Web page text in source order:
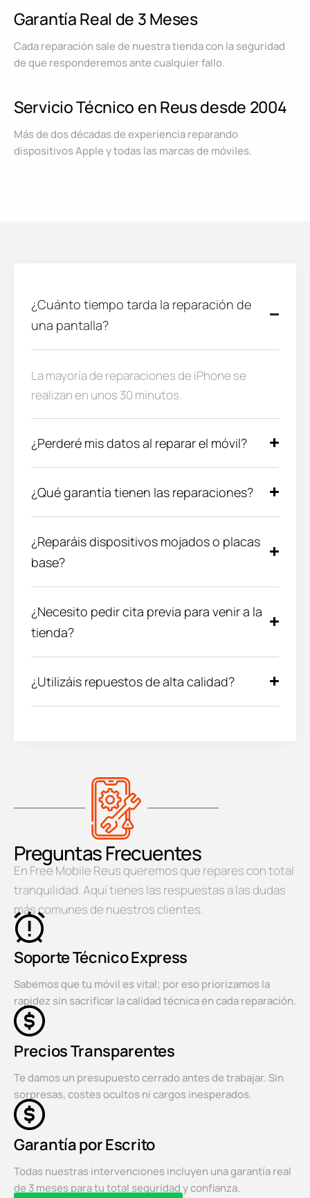
Garantía Real de 3 Meses
Cada reparación sale de nuestra tienda con la seguridad
de que responderemos ante cualquier fallo.
Servicio Técnico en Reus desde 2004
Más de dos décadas de experiencia reparando
dispositivos Apple y todas las marcas de móviles.
¿Cuánto tiempo tarda la reparación de
una pantalla?
La mayoría de reparaciones de iPhone se
realizan en unos 30 minutos.
¿Perderé mis datos al reparar el móvil?
¿Qué garantía tienen las reparaciones?
¿Reparáis dispositivos mojados o placas
base?
¿Necesito pedir cita previa para venir a la
tienda?
¿Utilizáis repuestos de alta calidad?
Preguntas Frecuentes
En Free Mobile Reus queremos que repares con total
tranquilidad. Aquí tienes las respuestas a las dudas
más comunes de nuestros clientes.
Soporte Técnico Express
Sabemos que tu móvil es vital; por eso priorizamos la
rapidez sin sacrificar la calidad técnica en cada reparación.
Precios Transparentes
Te damos un presupuesto cerrado antes de trabajar. Sin
sorpresas, costes ocultos ni cargos inesperados.
Garantía por Escrito
Todas nuestras intervenciones incluyen una garantía real
de 3 meses para tu total seguridad y confianza.